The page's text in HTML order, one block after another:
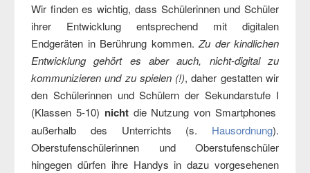
Wir finden es wichtig, dass Schülerinnen und Schüler
ihrer Entwicklung entsprechend mit digitalen
Endgeräten in Berührung kommen.Zu der kindlichen
Entwicklung gehört es aber auch, nicht-digital zu
kommunizieren und zu spielen (!), daher gestatten wir
den Schülerinnen und Schülern der Sekundarstufe I
(Klassen 5-10) nichtdie Nutzung von Smartphones
außerhalb des Unterrichts (s. Hausordnung).
Oberstufenschülerinnen und Oberstufenschüler
hingegen dürfen ihre Handys in dazu vorgesehenen